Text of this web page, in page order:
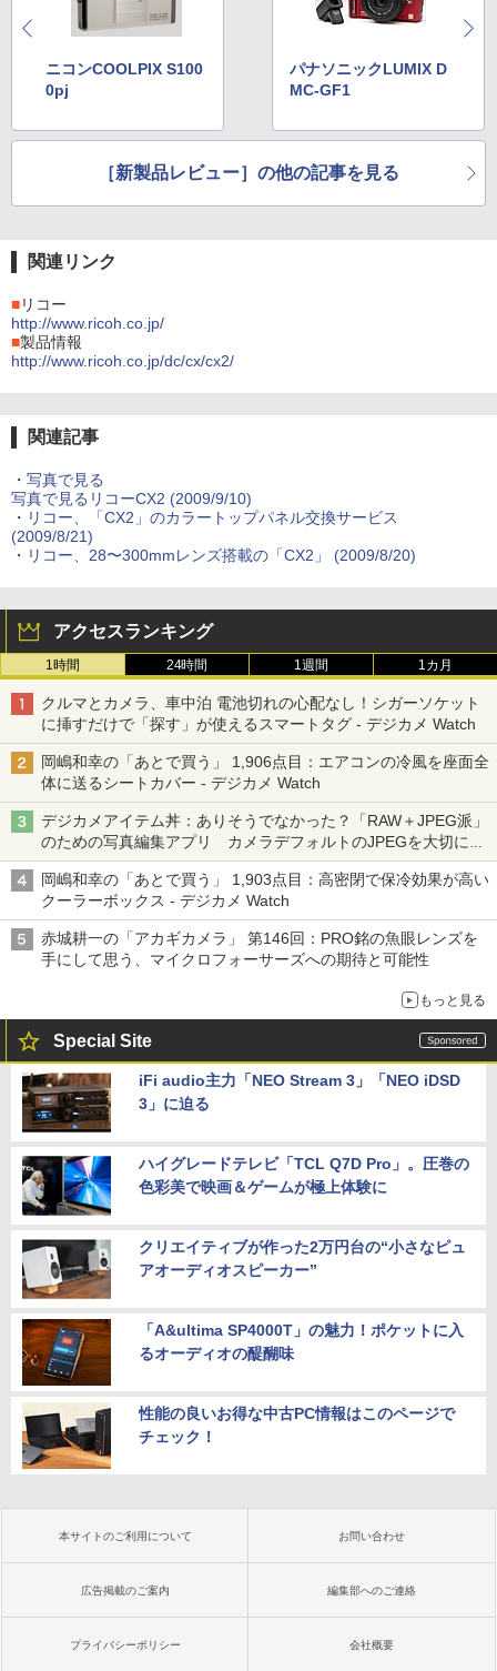
ニコンCOOLPIX S100
0pj
パナソニックLUMIX D
MC-GF1
［新製品レビュー］の他の記事を見る
関連リンク
■リコー
http://www.ricoh.co.jp/
■製品情報
http://www.ricoh.co.jp/dc/cx/cx2/
関連記事
・ 写真で見る
写真で見るリコーCX2 (2009/9/10)
・ リコー、「CX2」のカラートップパネル交換サービス
(2009/8/21)
・ リコー、28〜300mmレンズ搭載の「CX2」 (2009/8/20)
アクセスランキング
1時間 24時間 1週間 1カ月
クルマとカメラ、車中泊 電池切れの心配なし！シガーソケット
に挿すだけで「探す」が使えるスマートタグ - デジカメ Watch
岡嶋和幸の「あとで買う」 1,906点目：エアコンの冷風を座面全
体に送るシートカバー - デジカメ Watch
デジカメアイテム丼：ありそうでなかった？「RAW＋JPEG派」
のための写真編集アプリ カメラデフォルトのJPEGを大切にす
る「Filmator」
岡嶋和幸の「あとで買う」 1,903点目：高密閉で保冷効果が高い
クーラーボックス - デジカメ Watch
赤城耕一の「アカギカメラ」 第146回：PRO銘の魚眼レンズを
手にして思う、マイクロフォーサーズへの期待と可能性
もっと見る
Special Site
iFi audio主力「NEO Stream 3」「NEO iDSD
3」に迫る
ハイグレードテレビ「TCL Q7D Pro」。圧巻の
色彩美で映画＆ゲームが極上体験に
クリエイティブが作った2万円台の“小さなピュ
アオーディオスピーカー”
「A&ultima SP4000T」の魅力！ポケットに入
るオーディオの醍醐味
性能の良いお得な中古PC情報はこのページで
チェック！
本サイトのご利用について お問い合わせ
広告掲載のご案内 編集部へのご連絡
プライバシーポリシー 会社概要